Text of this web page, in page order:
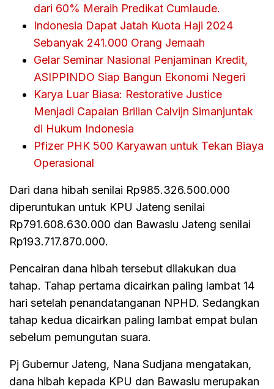
dari 60% Meraih Predikat Cumlaude.
Indonesia Dapat Jatah Kuota Haji 2024
Sebanyak 241.000 Orang Jemaah
Gelar Seminar Nasional Penjaminan Kredit,
ASIPPINDO Siap Bangun Ekonomi Negeri
Karya Luar Biasa: Restorative Justice
Menjadi Capaian Brilian Calvijn Simanjuntak
di Hukum Indonesia
Pfizer PHK 500 Karyawan untuk Tekan Biaya
Operasional
Dari dana hibah senilai Rp985.326.500.000
diperuntukan untuk KPU Jateng senilai
Rp791.608.630.000 dan Bawaslu Jateng senilai
Rp193.717.870.000.
Pencairan dana hibah tersebut dilakukan dua
tahap. Tahap pertama dicairkan paling lambat 14
hari setelah penandatanganan NPHD. Sedangkan
tahap kedua dicairkan paling lambat empat bulan
sebelum pemungutan suara.
Pj Gubernur Jateng, Nana Sudjana mengatakan,
dana hibah kepada KPU dan Bawaslu merupakan